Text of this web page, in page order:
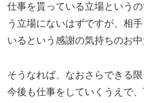
仕事を貰っている立場という
う立場にないはずですが、相
いるという感謝の気持ちのお
そうなれば、なおさらできる
今後も仕事をしていくうえで